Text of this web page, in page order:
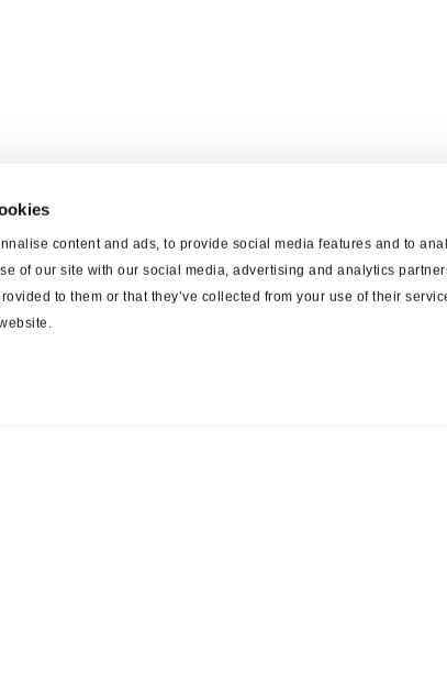
content and ads, to provide social media features and to
of our site with our social media, advertising and analytics
to them or that they’ve collected from your use of their